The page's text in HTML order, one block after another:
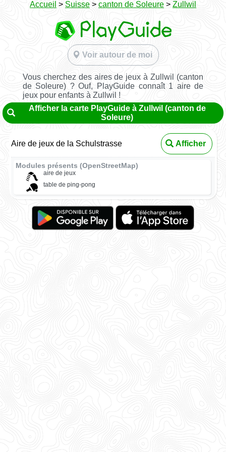
Accueil > Suisse > canton de Soleure > Zullwil
Voir autour de moi
Vous cherchez des aires de jeux à Zullwil (canton
de Soleure) ? Ouf, PlayGuide connaît 1 aire de
jeux pour enfants à Zullwil !
Afficher la carte PlayGuide à Zullwil (canton de
Soleure)
Aire de jeux de la Schulstrasse Afficher
Modules présents (OpenStreetMap)
aire de jeux
table de ping-pong